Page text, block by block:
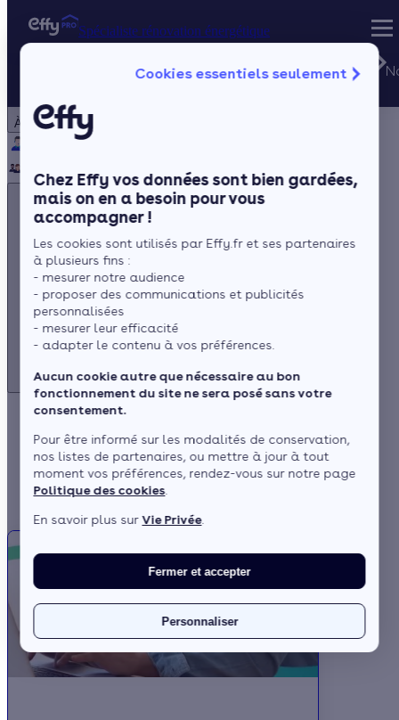
Cookies essentiels seulement
Chez Effy vos données sont bien gardées,
mais on en a besoin pour vous
accompagner !
Les cookies sont utilisés par Effy.fr et ses partenaires
à plusieurs fins :
- mesurer notre audience
- proposer des communications et publicités
personnalisées
- mesurer leur efficacité
- adapter le contenu à vos préférences.
Aucun cookie autre que nécessaire au bon
fonctionnement du site ne sera posé sans votre
consentement.
Pour être informé sur les modalités de conservation,
nos listes de partenaires, ou mettre à jour à tout
moment vos préférences, rendez-vous sur notre page
Politique des cookies.
En savoir plus surVie Privée.
Fermer et accepter
Personnaliser
À propos
Notre équipe
Rejoignez-nous Presse
Spécialiste rénovation énergétique
d'aide ?
Besoin d'aide ?
Du lundi au vendredi de 8h à 20h
(prix d'un appel local)
Spécialiste rénovation énergétique
Rose Colombel